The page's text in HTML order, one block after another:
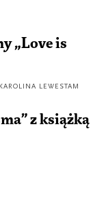
„Love is
KAROLINA LEWESTAM
z książką